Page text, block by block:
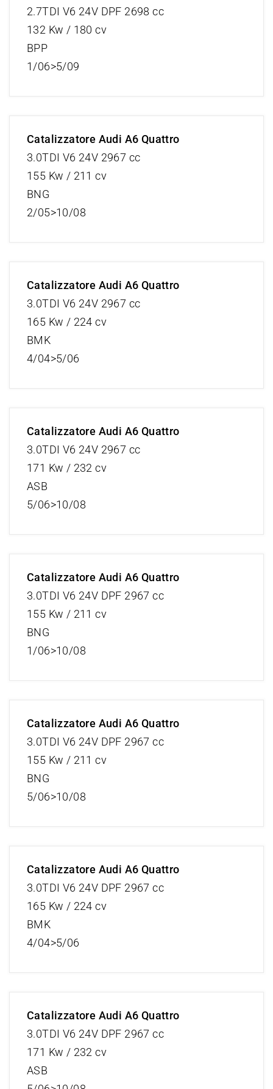
2.7TDI V6 24V DPF 2698 cc
132 Kw / 180 cv
BPP
1/06>5/09
Catalizzatore Audi A6 Quattro
3.0TDI V6 24V 2967 cc
155 Kw / 211 cv
BNG
2/05>10/08
Catalizzatore Audi A6 Quattro
3.0TDI V6 24V 2967 cc
165 Kw / 224 cv
BMK
4/04>5/06
Catalizzatore Audi A6 Quattro
3.0TDI V6 24V 2967 cc
171 Kw / 232 cv
ASB
5/06>10/08
Catalizzatore Audi A6 Quattro
3.0TDI V6 24V DPF 2967 cc
155 Kw / 211 cv
BNG
1/06>10/08
Catalizzatore Audi A6 Quattro
3.0TDI V6 24V DPF 2967 cc
155 Kw / 211 cv
BNG
5/06>10/08
Catalizzatore Audi A6 Quattro
3.0TDI V6 24V DPF 2967 cc
165 Kw / 224 cv
BMK
4/04>5/06
Catalizzatore Audi A6 Quattro
3.0TDI V6 24V DPF 2967 cc
171 Kw / 232 cv
ASB